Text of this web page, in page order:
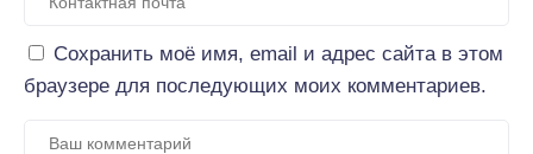
Сохранить моё имя, email и адрес сайта в этом
браузере для последующих моих комментариев.